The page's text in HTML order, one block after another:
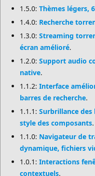
1.5.0: Thèmes légers,
1.4.0: Recherche
1.3.0: Streaming
écran amélioré.
1.2.0: Support audio
native.
1.1.2: Interface
barres de recherche.
1.1.1: Surbrillance
style des composants.
1.1.0: Navigateur de
dynamique, fichiers
1.0.1: Interactions
contextuels.